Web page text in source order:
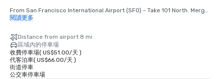
From San Francisco International Airport (SFO) - Take 101 North. Merge
to I-80. Take 580 East off the bridge to 980 South. Take 11th/12th
閱讀更多
Distance from airport 8 mi
區域內的停車場
收費停車場( US$51.00/天 )
代客泊車( US$66.00/天 )
街道停車
公交車停車場